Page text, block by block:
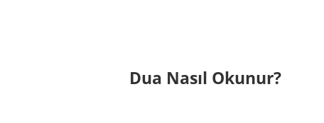
Dua Nasıl Okunur?